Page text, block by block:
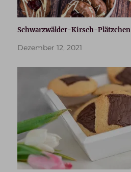
Schwarzwälder-Kirsch-Plätzchen
Dezember 12, 2021